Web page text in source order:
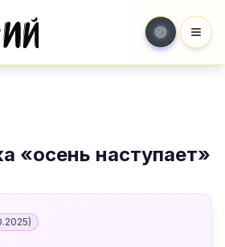
«осень наступает»
)